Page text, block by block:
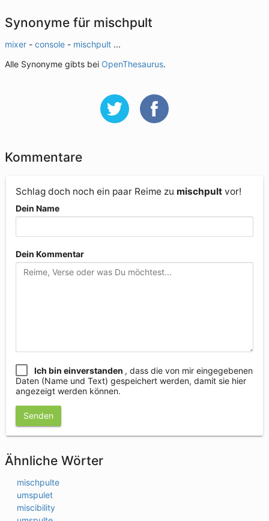
Synonyme für mischpult
mixer - console - mischpult ...
Alle Synonyme gibts bei OpenThesaurus.
Kommentare
Schlag doch noch ein paar Reime zu mischpult vor!
Dein Name
Dein Kommentar
Ich bin einverstanden , dass die von mir eingegebenen
Daten (Name und Text) gespeichert werden, damit sie hier
angezeigt werden können.
Senden
Ähnliche Wörter
mischpulte
umspulet
miscibility